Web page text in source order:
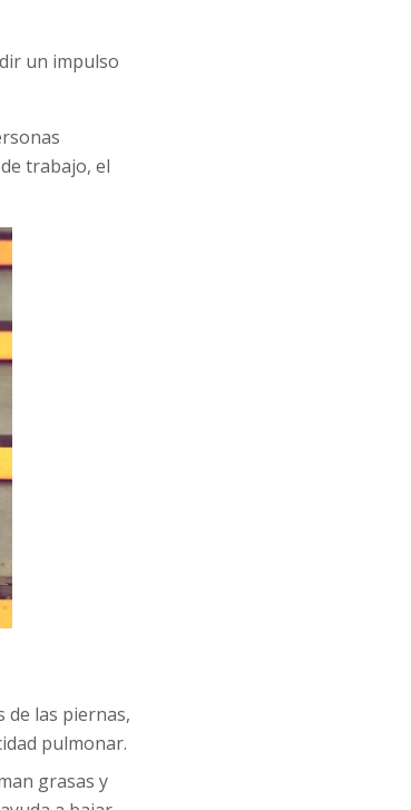
un impulso
trabajo, el
de las piernas,
pulmonar.
grasas y